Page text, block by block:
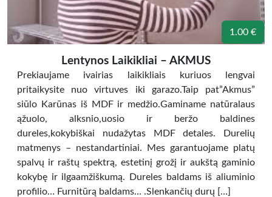
1.00 €
Lentynos Laikikliai – AKMUS
Prekiaujame ivairias laikikliais kuriuos lengvai
pritaikysite nuo virtuves iki garazo.Taip pat”Akmus”
siūlo Karūnas iš MDF ir medžio.Gaminame natūralaus
ąžuolo, alksnio,uosio ir beržo baldines
dureles,kokybiškai nudažytas MDF detales. Durelių
matmenys – nestandartiniai. Mes garantuojame platų
spalvų ir raštų spektrą, estetinį grožį ir aukštą gaminio
kokybę ir ilgaamžiškumą. Dureles baldams iš aliuminio
profilio… Furnitūrą baldams… .Slenkančių durų […]